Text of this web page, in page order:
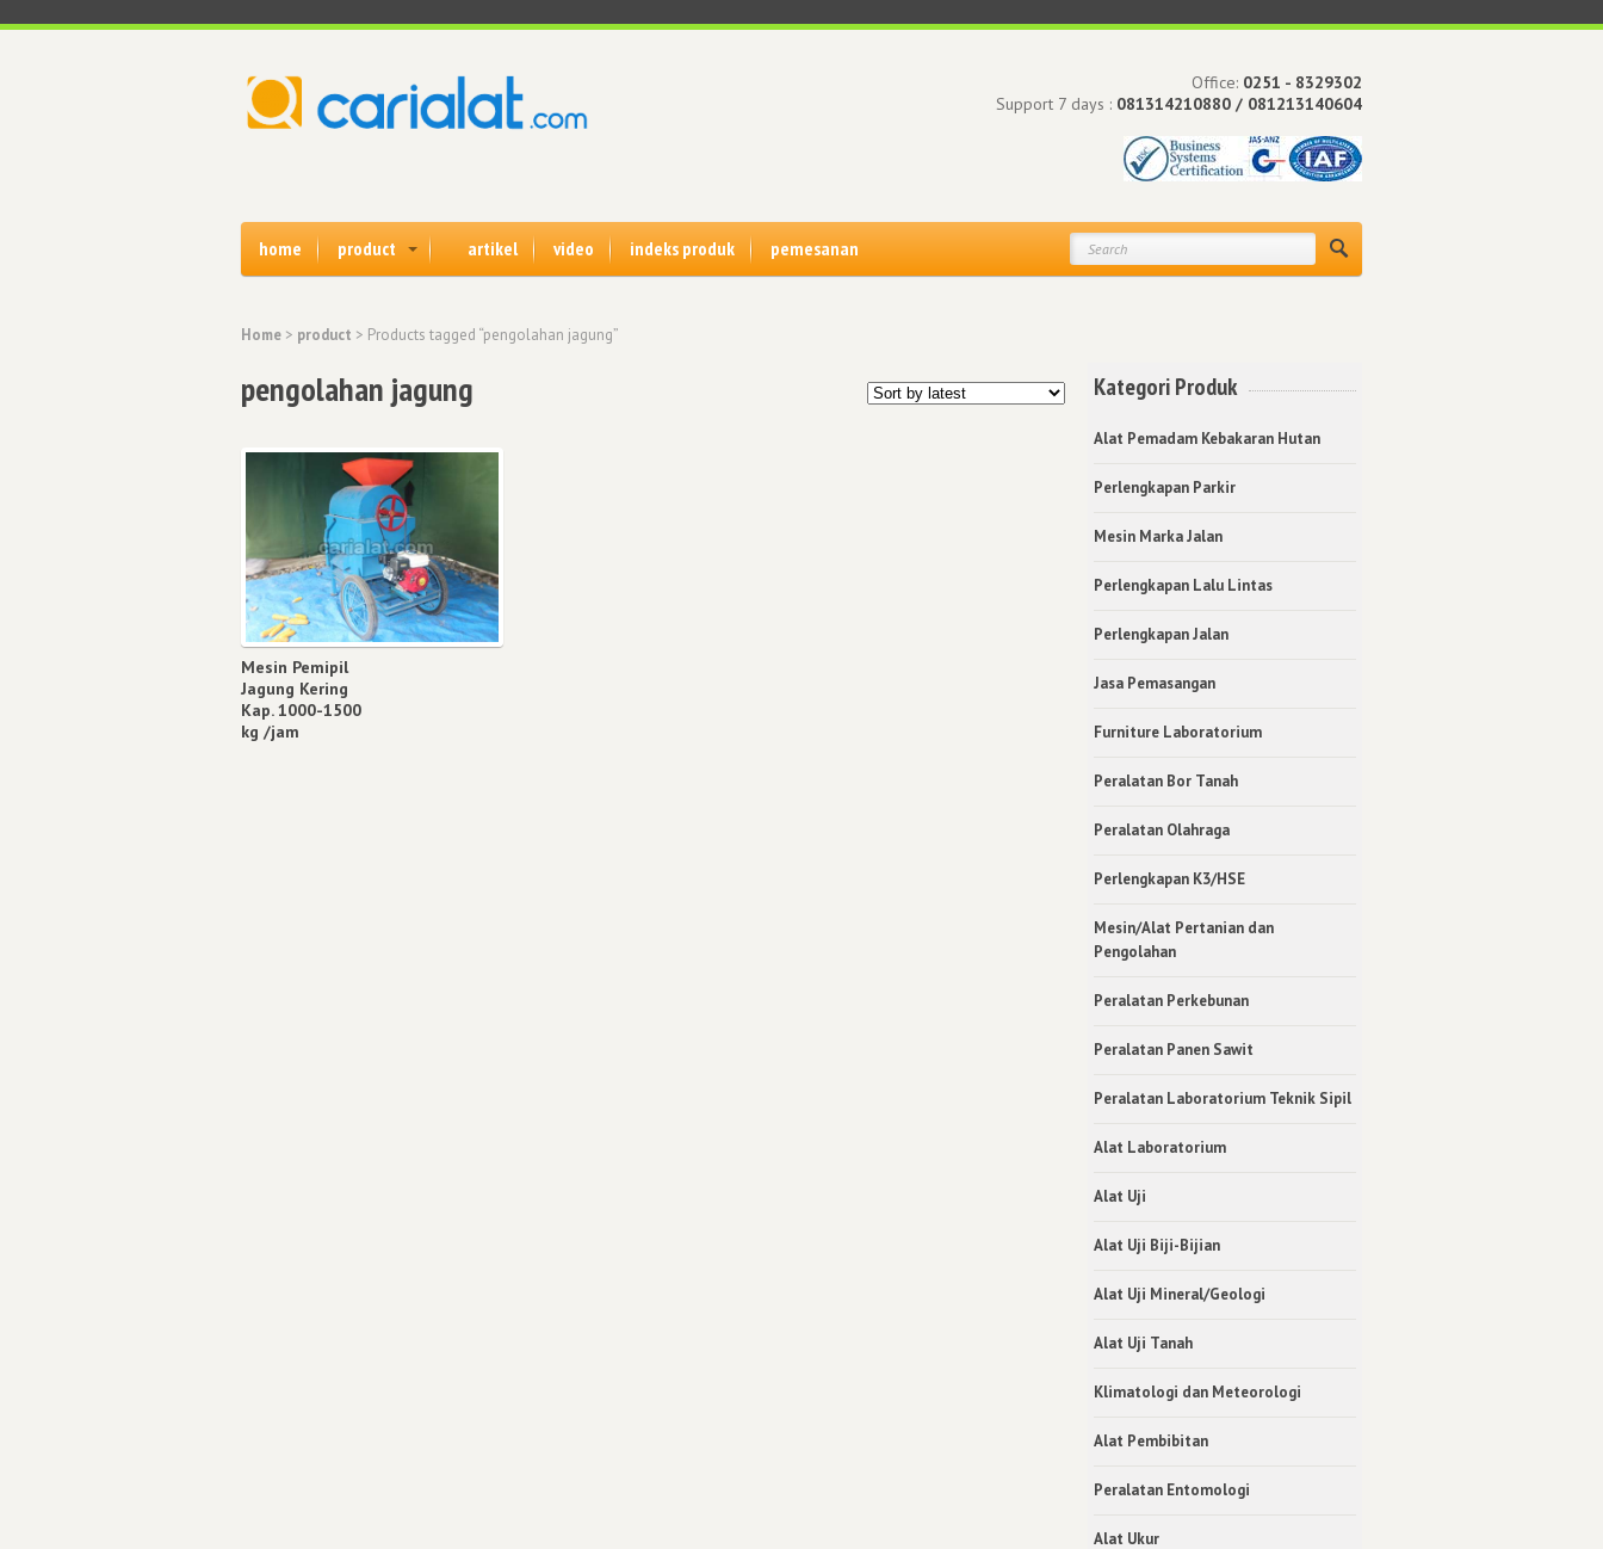
Office: 0251 - 8329302
Support 7 days : 081314210880 / 081213140604
home product artikel video indeks produk pemesanan
Home > product > Products tagged “pengolahan jagung”
pengolahan jagung
Mesin Pemipil
Jagung Kering
Kap. 1000-1500
kg /jam
Kategori Produk
Alat Pemadam Kebakaran Hutan
Perlengkapan Parkir
Mesin Marka Jalan
Perlengkapan Lalu Lintas
Perlengkapan Jalan
Jasa Pemasangan
Furniture Laboratorium
Peralatan Bor Tanah
Peralatan Olahraga
Perlengkapan K3/HSE
Mesin/Alat Pertanian dan
Pengolahan
Peralatan Perkebunan
Peralatan Panen Sawit
Peralatan Laboratorium Teknik Sipil
Alat Laboratorium
Alat Uji
Alat Uji Biji-Bijian
Alat Uji Mineral/Geologi
Alat Uji Tanah
Klimatologi dan Meteorologi
Alat Pembibitan
Peralatan Entomologi
Alat Ukur